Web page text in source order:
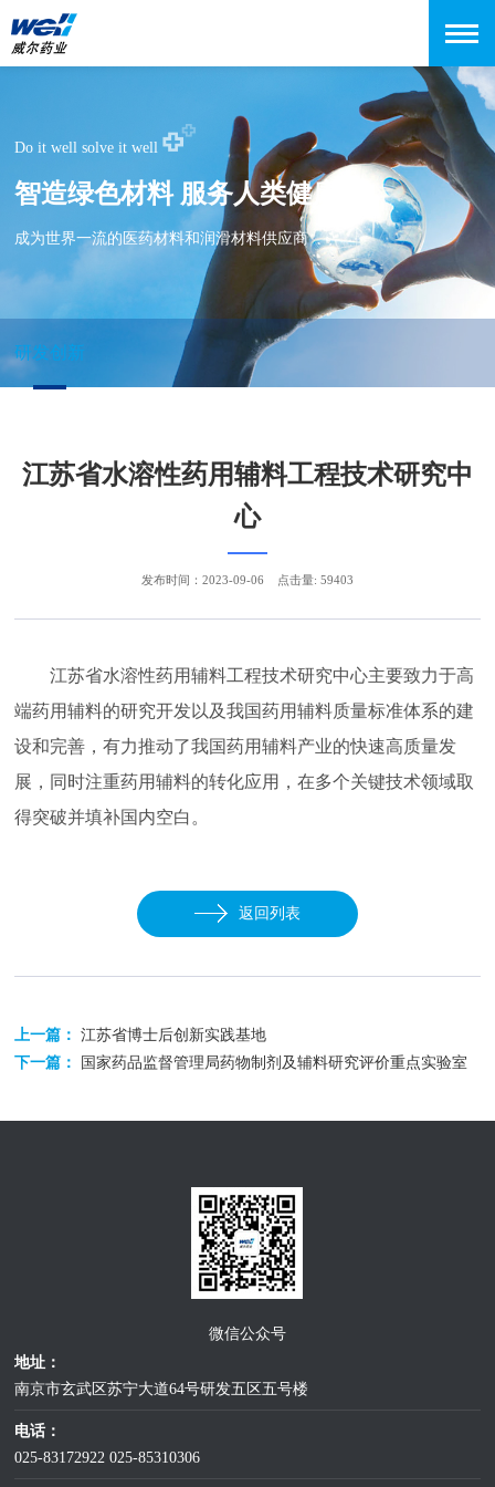
Do it well solve it well
智造绿色材料 服务人类健康
成为世界一流的医药材料和润滑材料供应商
研发创新
江苏省水溶性药用辅料工程技术研究中
心
江苏省水溶性药用辅料工程技术研究中心主要致力于高
端药用辅料的研究开发以及我国药用辅料质量标准体系的建
设和完善，有力推动了我国药用辅料产业的快速高质量发
展，同时注重药用辅料的转化应用，在多个关键技术领域取
得突破并填补国内空白。
返回列表
上一篇：江苏省博士后创新实践基地
下一篇：
国家药品监督管理局药物制剂及辅料研究评价重点实验室
微信公众号
地址：
南京市玄武区苏宁大道64号研发五区五号楼
电话：
025-83172922025-85310306